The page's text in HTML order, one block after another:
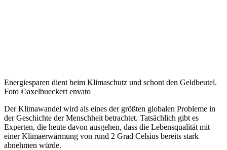
Energiesparen dient beim Klimaschutz und schont den Geldbeutel.
Foto ©axelbueckert envato
Der Klimawandel wird als eines der größten globalen Probleme in
der Geschichte der Menschheit betrachtet. Tatsächlich gibt es
Experten, die heute davon ausgehen, dass die Lebensqualität mit
einer Klimaerwärmung von rund 2 Grad Celsius bereits stark
abnehmen würde.